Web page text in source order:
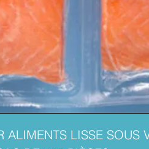
ALIMENTS LISSE SOUS